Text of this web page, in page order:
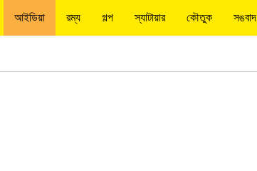
আইডিয়া রম্য গল্প স্যাটায়ার কৌতুক সঙবাদ